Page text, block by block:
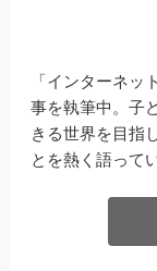
「インターネ
事を執筆中。子
きる世界を目指
とを熱く語って